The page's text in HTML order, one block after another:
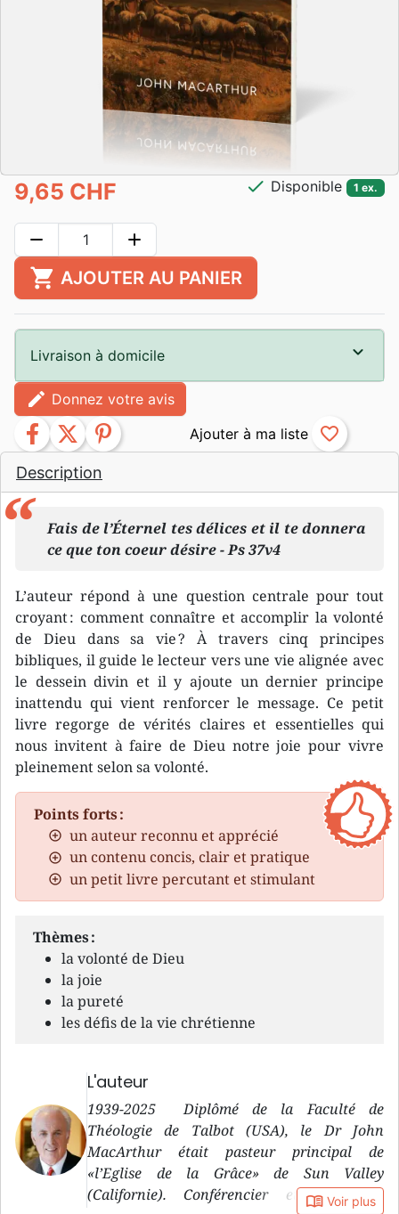
Description
Fais de l’Éternel tes délices et il te donnera
ce que ton coeur désire - Ps 37v4
L’auteur répond à une question centrale pour tout
croyant : comment connaître et accomplir la volonté
de Dieu dans sa vie ? À travers cinq principes
bibliques, il guide le lecteur vers une vie alignée avec
le dessein divin et il y ajoute un dernier principe
inattendu qui vient renforcer le message. Ce petit
livre regorge de vérités claires et essentielles qui
nous invitent à faire de Dieu notre joie pour vivre
pleinement selon sa volonté.
Points forts :
un auteur reconnu et apprécié
un contenu concis, clair et pratique
un petit livre percutant et stimulant
Thèmes :
la volonté de Dieu
la joie
la pureté
les défis de la vie chrétienne
L'auteur
1939-2025 Diplômé de la Faculté de
Théologie de Talbot (USA), le Dr John
MacArthur était pasteur principal de
«l’Eglise de la Grâce» de Sun Valley
(Californie). Conférencier et professeur
book_open Voir plus
9,65 CHF check Disponible 1 ex.
remove add
shopping_cart AJOUTER AU PANIER
Livraison à domicile
edit Donnez votre avis
facebook twitter pinterest favorite_border